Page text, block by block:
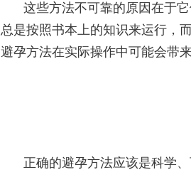
这些方法不可靠的原因在于
总是按照书本上的知识来运行，
避孕方法在实际操作中可能会带
正确的避孕方法应该是科学